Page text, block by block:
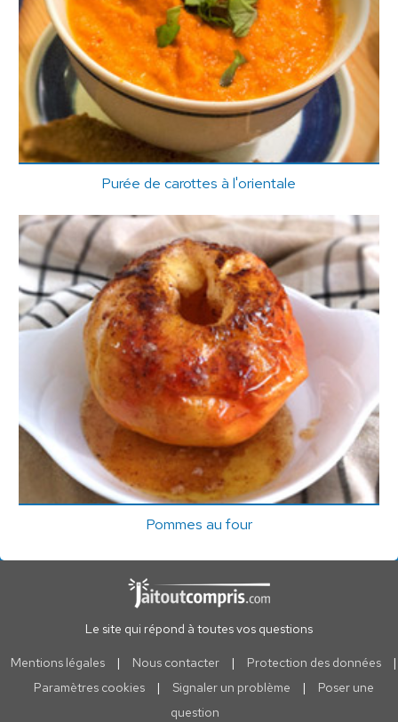
Purée de carottes à l'orientale
Pommes au four
Le site qui répond à toutes vos questions
Mentions légales | Nous contacter | Protection des données
|
Paramètres cookies
| Signaler un problème |
Poser une
question